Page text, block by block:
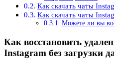
Как скачать чаты
Как скачать чаты
Можете ли вы
Как восстановить
Instagram без загрузки